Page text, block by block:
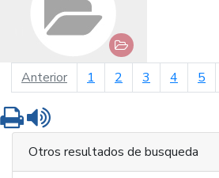
Anteriorpágina anterior
1 2 3 4 5
Imprimir
Otros resultados de busqueda